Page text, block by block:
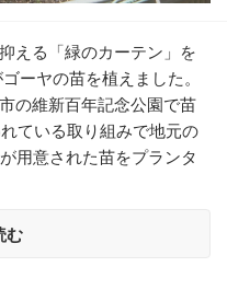
える「緑のカーテン」を
ーヤの苗を植えました。
の維新百年記念公園で苗
ている取り組みで地元の
用意された苗をプランタ
む